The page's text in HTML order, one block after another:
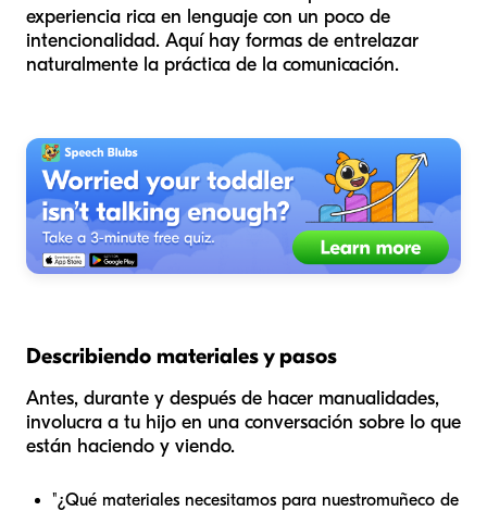
experiencia rica en lenguaje con un poco de
intencionalidad. Aquí hay formas de entrelazar
naturalmente la práctica de la comunicación.
Describiendo materiales y pasos
Antes, durante y después de hacer manualidades,
involucra a tu hijo en una conversación sobre lo que
están haciendo y viendo.
"¿Qué materiales necesitamos para nuestromuñeco de